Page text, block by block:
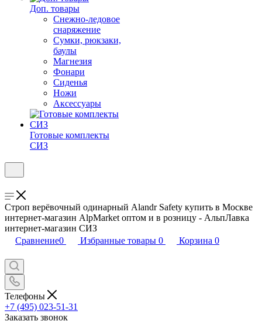
Доп. товары
Снежно-ледовое
снаряжение
Сумки, рюкзаки,
баулы
Магнезия
Фонари
Сиденья
Ножи
Аксессуары
Готовые комплекты
СИЗ
Cтроп верёвочный одинарный Alandr Safety купить в Москве
интернет-магазин AlpMarket оптом и в розницу - АльпЛавка
интернет-магазин СИЗ
Сравнение0 Избранные товары 0 Корзина 0
Телефоны
+7 (495) 023-51-31
Заказать звонок